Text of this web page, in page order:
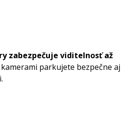
zabezpečuje viditelnosť až
kamerami parkujete bezpečne aj